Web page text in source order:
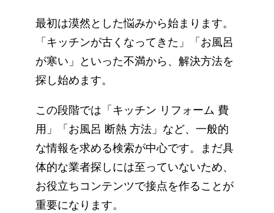
最初は漠然とした悩みから始まります。
「キッチンが古くなってきた」「お風呂
が寒い」といった不満から、解決方法を
探し始めます。
この段階では「キッチン リフォーム 費
用」「お風呂 断熱 方法」など、一般的
な情報を求める検索が中心です。まだ具
体的な業者探しには至っていないため、
お役立ちコンテンツで接点を作ることが
重要になります。